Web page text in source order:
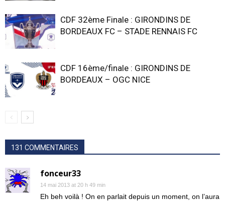
CDF 32ème Finale : GIRONDINS DE
BORDEAUX FC – STADE RENNAIS FC
CDF 16ème/finale : GIRONDINS DE
BORDEAUX – OGC NICE
131 COMMENTAIRES
fonceur33
14 mai 2013 at 20 h 49 min
Eh beh voilà ! On en parlait depuis un moment, on l’aura